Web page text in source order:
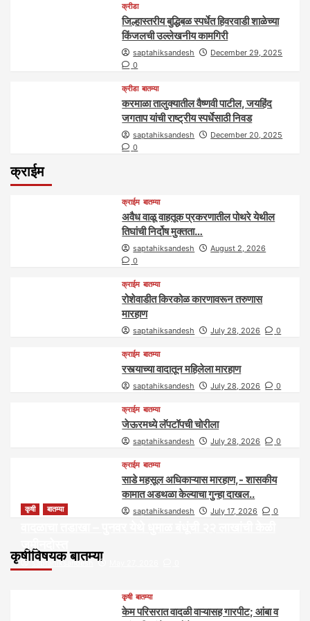
क्रीडा
जिल्हास्तरीय बुद्धिबळ स्पर्धेत हिवरवाडी शाळेच्या
किंजलची उल्लेखनीय कामगिरी
saptahiksandesh
December 29, 2025
0
क्रीडा बातम्या
करमाळा तालुक्यातील वैष्णवी पाटील, जयहिंद
जगताप यांची राष्ट्रीय स्पर्धेसाठी निवड
saptahiksandesh
December 20, 2025
0
क्राईम
क्राईम बातम्या
अवैध वाळू वाहतूक प्रकरणातील पोथरे येथील
तिघांची निर्दोष मुक्तता…
saptahiksandesh
August 2, 2026
0
क्राईम बातम्या
रोशेवाडीत किरकोळ कारणावरून तरुणास
मारहाण
saptahiksandesh July 28, 2026 0
क्राईम बातम्या
रस्त्याच्या वादातून महिलेला मारहाण
saptahiksandesh July 28, 2026 0
क्राईम बातम्या
जेऊरमध्ये लॅपटॉपची चोरीला
saptahiksandesh July 28, 2026 0
क्राईम बातम्या
साडे महसूल अधिकाऱ्यास मारहाण,- शासकीय
कामात अडथळा केल्याचा गुन्हा दाखल..
saptahiksandesh July 17, 2026 0
कृषीविषयक बातम्या
कृषी बातम्या
saptahiksandesh
कृषी बातम्या
केम परिसरात वादळी वाऱ्यासह गारपीट; आंबा व